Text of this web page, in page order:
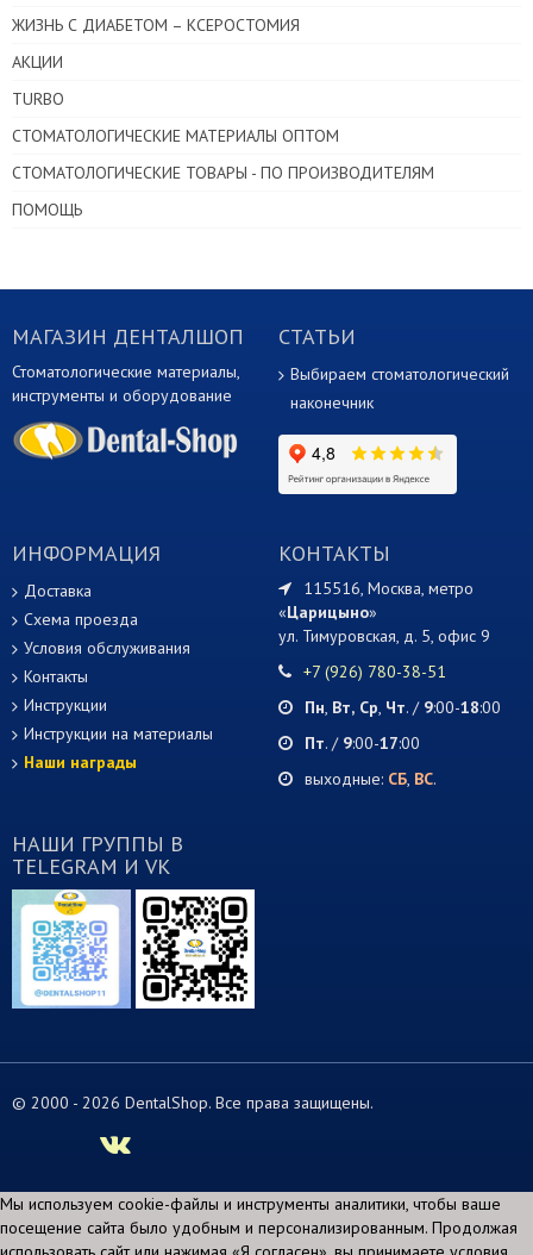
ЖИЗНЬ С ДИАБЕТОМ – КСЕРОСТОМИЯ
АКЦИИ
TURBO
СТОМАТОЛОГИЧЕСКИЕ МАТЕРИАЛЫ ОПТОМ
СТОМАТОЛОГИЧЕСКИЕ ТОВАРЫ - ПО ПРОИЗВОДИТЕЛЯМ
ПОМОЩЬ
МАГАЗИН ДЕНТАЛШОП
Стоматологические материалы,
инструменты и оборудование
СТАТЬИ
Выбираем стоматологический
наконечник
ИНФОРМАЦИЯ
Доставка
Схема проезда
Условия обслуживания
Контакты
Инструкции
Инструкции на материалы
Наши награды
КОНТАКТЫ
115516, Москва, метро
«Царицыно»
ул. Тимуровская, д. 5, офис 9
+7 (926) 780-38-51
Пн, Вт, Ср, Чт. / 9:00-18:00
Пт. / 9:00-17:00
выходные: СБ, ВС.
НАШИ ГРУППЫ В
TELEGRAM И VK
© 2000 - 2026 DentalShop. Все права защищены.
Мы используем cookie-файлы и инструменты аналитики, чтобы ваше
посещение сайта было удобным и персонализированным. Продолжая